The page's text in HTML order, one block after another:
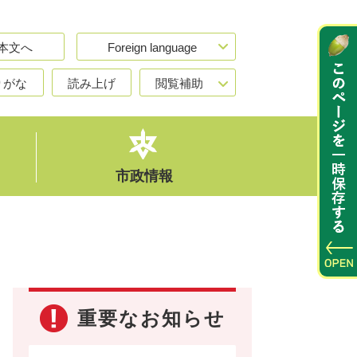
文へ Foreign language
がな 読み上げ 閲覧補助
市政情報
重要なお知らせ